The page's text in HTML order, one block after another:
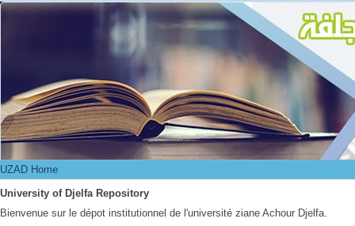
UZAD Home
UZAD Home
University of Djelfa Repository
Bienvenue sur le dépot institutionnel de l'université ziane Achour Djelfa.